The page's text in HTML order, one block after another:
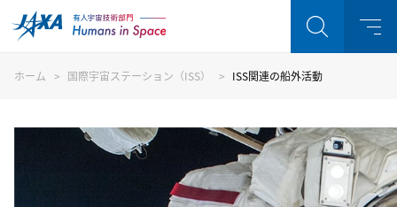
ホーム 国際宇宙ステーション（ISS） ISS関連の船外活動